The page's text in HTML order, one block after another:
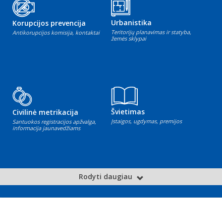
Korupcijos prevencija
Antikorupcijos komisija, kontaktai
Urbanistika
Teritorijų planavimas ir statyba,
žemės sklypai
Civilinė metrikacija
Santuokos registracijos apžvalga,
informacija jaunavedžiams
Švietimas
Įstaigos, ugdymas, premijos
Rodyti daugiau